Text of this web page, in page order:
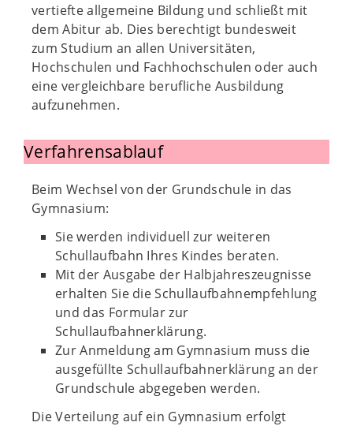
vertiefte allgemeine Bildung und schließt mit
dem Abitur ab. Dies berechtigt bundesweit
zum Studium an allen Universitäten,
Hochschulen und Fachhochschulen oder auch
eine vergleichbare berufliche Ausbildung
aufzunehmen.
Verfahrensablauf
Beim Wechsel von der Grundschule in das
Gymnasium:
Sie werden individuell zur weiteren
Schullaufbahn Ihres Kindes beraten.
Mit der Ausgabe der Halbjahreszeugnisse
erhalten Sie die Schullaufbahnempfehlung
und das Formular zur
Schullaufbahnerklärung.
Zur Anmeldung am Gymnasium muss die
ausgefüllte Schullaufbahnerklärung an der
Grundschule abgegeben werden.
Die Verteilung auf ein Gymnasium erfolgt